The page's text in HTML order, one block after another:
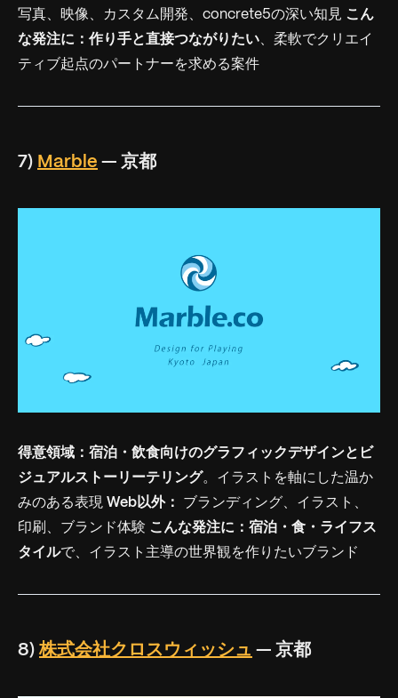
写真、映像、カスタム開発、concrete5の深い知見 こん
な発注に： 作り手と直接つながりたい、柔軟でクリエイ
ティブ起点のパートナーを求める案件
7) Marble — 京都
得意領域： 宿泊・飲食向けのグラフィックデザインとビ
ジュアルストーリーテリング。イラストを軸にした温か
みのある表現 Web以外：
ブランディング、イラスト、
印刷、ブランド体験 こんな発注に： 宿泊・食・ライフス
タイルで、イラスト主導の世界観を作りたいブランド
8)株式会社クロスウィッシュ — 京都